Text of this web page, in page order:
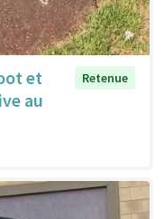
et
au
Retenue